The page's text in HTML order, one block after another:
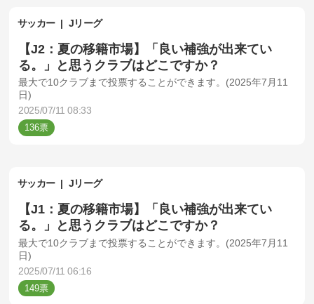
サッカー Jリーグ
【J2：夏の移籍市場】「良い補強が出来てい
る。」と思うクラブはどこですか？
最大で10クラブまで投票することができます。(2025年7月11
日)
2025/07/11 08:33
136
サッカー Jリーグ
【J1：夏の移籍市場】「良い補強が出来てい
る。」と思うクラブはどこですか？
最大で10クラブまで投票することができます。(2025年7月11
日)
2025/07/11 06:16
149